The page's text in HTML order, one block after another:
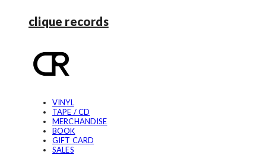
clique records
VINYL
TAPE / CD
MERCHANDISE
BOOK
GIFT CARD
SALES